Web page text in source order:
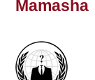
Mamasha